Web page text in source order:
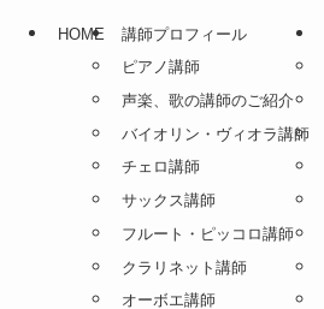
HOME
講師プロフィール
ピアノ講師
声楽、歌の講師のご紹介
バイオリン・ヴィオラ講師
チェロ講師
サックス講師
フルート・ピッコロ講師